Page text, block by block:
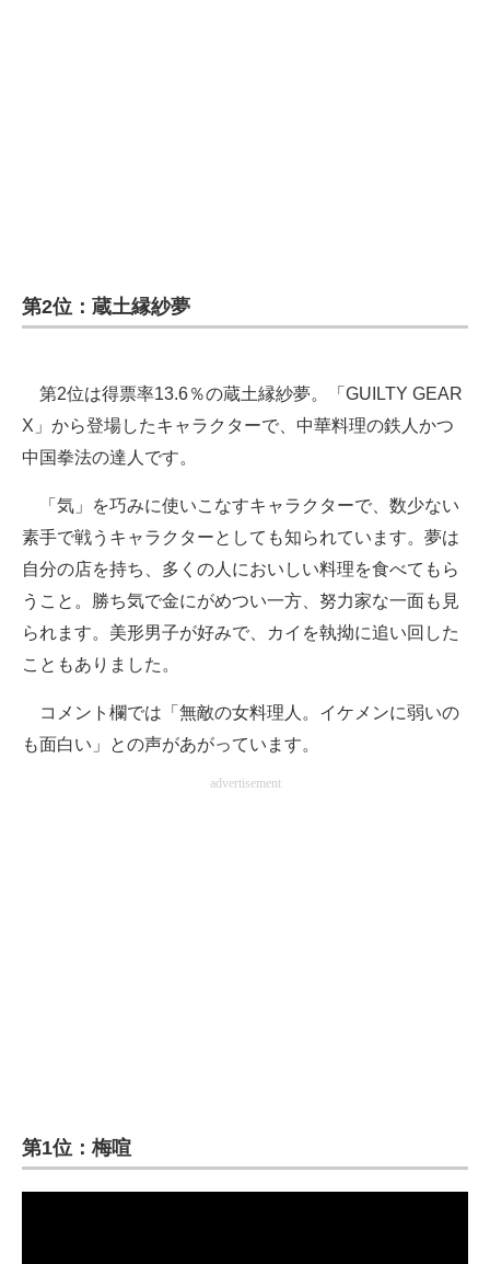
第2位：蔵土縁紗夢
第2位は得票率13.6％の蔵土縁紗夢。「GUILTY GEAR
X」から登場したキャラクターで、中華料理の鉄人かつ
中国拳法の達人です。
「気」を巧みに使いこなすキャラクターで、数少ない
素手で戦うキャラクターとしても知られています。夢は
自分の店を持ち、多くの人においしい料理を食べてもら
うこと。勝ち気で金にがめつい一方、努力家な一面も見
られます。美形男子が好みで、カイを執拗に追い回した
こともありました。
コメント欄では「無敵の女料理人。イケメンに弱いの
も面白い」との声があがっています。
advertisement
第1位：梅喧